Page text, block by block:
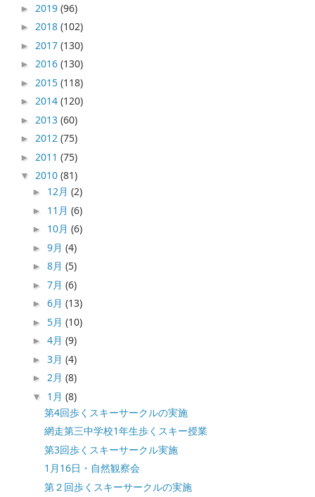
► 2019(96)
► 2018(102)
► 2017(130)
► 2016(130)
► 2015(118)
► 2014(120)
► 2013(60)
► 2012(75)
► 2011(75)
▼ 2010(81)
► 12月(2)
► 11月(6)
► 10月(6)
►9月(4)
►8月(5)
►7月(6)
►6月(13)
► 5月(10)
►4月(9)
►3月(4)
► 2月(8)
▼ 1月(8)
第4回歩くスキーサークルの実施
網走第三中学校1年生歩くスキー授業
第3回歩くスキーサークル実施
1月16日・自然観察会
第２回歩くスキーサークルの実施